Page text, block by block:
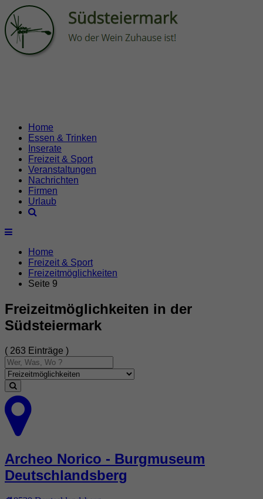
Home
Essen & Trinken
Inserate
Freizeit & Sport
Veranstaltungen
Nachrichten
Firmen
Urlaub
Home
Freizeit & Sport
Freizeitmöglichkeiten
Seite 9
Freizeitmöglichkeiten in der
Südsteiermark
( 263 Einträge )
Archeo Norico - Burgmuseum
Deutschlandsberg